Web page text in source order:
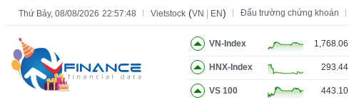
Thứ Bảy, 08/08/2026 22:57:49 Vietstock (VN EN) Đấu trường chứng khoán
VN-Index 1,768.06
HNX-Index 293.44
VS 100 443.10
Tất cả Tính năng Ngành Mã chứng khoán Lãnh đạo